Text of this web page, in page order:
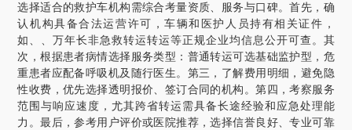
选择适合的救护车机构需综合考量资质、服务与口碑。首先，确
认机构具备合法运营许可，车辆和医护人员持有相关证件，
如、、万年长非急救转运转运等正规企业均信息公开可查。其
次，根据患者病情选择服务类型：普通转运可选基础监护型，危
重患者应配备呼吸机及随行医生。第三，了解费用明细，避免隐
性收费，优先选择透明报价、签订合同的机构。第四，考察服务
范围与响应速度，尤其跨省转运需具备长途经验和应急处理能
力。最后，参考用户评价或医院推荐，选择信誉良好、专业可靠